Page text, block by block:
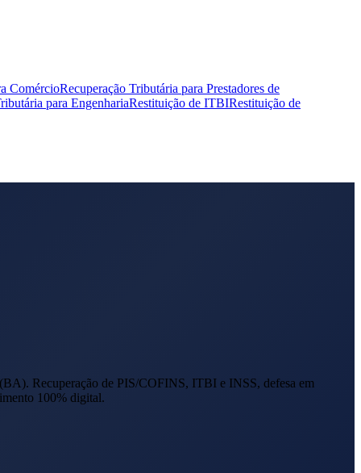
ComércioRecuperação Tributária para Prestadores de
para EngenhariaRestituição de ITBIRestituição de
(BA). Recuperação de PIS/COFINS, ITBI e INSS, defesa em
100% digital.